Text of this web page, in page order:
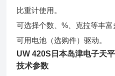
比重计使用。
可选择个数、%、克拉等丰
可用电池（选购件）驱动。
UW 420S 日本岛津电子天平
技术参数